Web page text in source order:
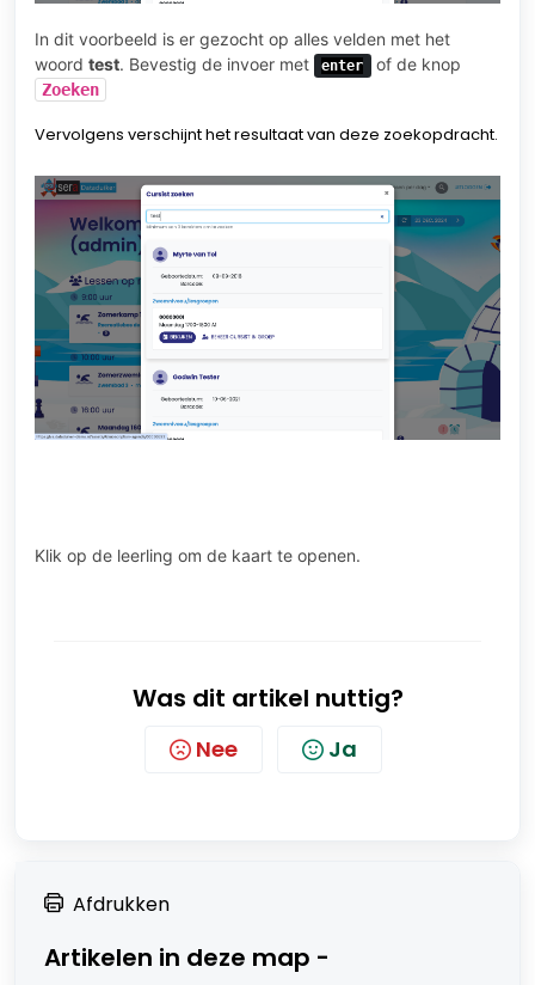
In dit voorbeeld is er gezocht op alles velden met het
woord test. Bevestig de invoer met enter of de knop
Zoeken
Vervolgens verschijnt het resultaat van deze zoekopdracht.
Klik op de leerling om de kaart te openen.
Was dit artikel nuttig?
Nee Ja
Afdrukken
Artikelen in deze map -